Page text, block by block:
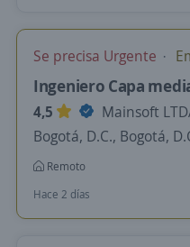
Se precisa Urgente
Ingeniero Capa
4,5
Mainsoft
Bogotá, D.C., Bogotá,
Remoto
Hace 2 días